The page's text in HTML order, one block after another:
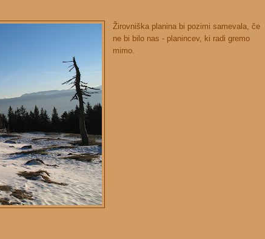
Žirovniška planina bi pozimi samevala, če
ne bi bilo nas - planincev, ki radi gremo
mimo.